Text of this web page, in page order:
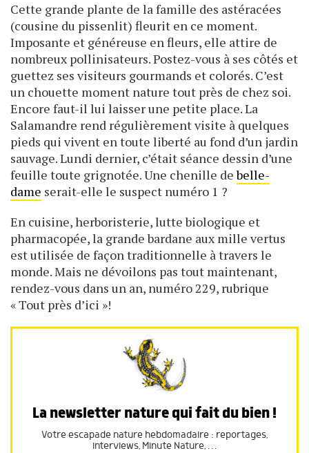
Cette grande plante de la famille des astéracées
(cousine du pissenlit) fleurit en ce moment.
Imposante et généreuse en fleurs, elle attire de
nombreux pollinisateurs. Postez-vous à ses côtés et
guettez ses visiteurs gourmands et colorés. C’est
un chouette moment nature tout près de chez soi.
Encore faut-il lui laisser une petite place. La
Salamandre rend régulièrement visite à quelques
pieds qui vivent en toute liberté au fond d’un jardin
sauvage. Lundi dernier, c’était séance dessin d’une
feuille toute grignotée. Une chenille debelle-
dame serait-elle le suspect numéro 1 ?
En cuisine, herboristerie, lutte biologique et
pharmacopée, la grande bardane aux mille vertus
est utilisée de façon traditionnelle à travers le
monde. Mais ne dévoilons pas tout maintenant,
rendez-vous dans un an, numéro 229, rubrique
« Tout près d’ici »!
La newsletter nature qui fait du bien !
Votre escapade nature hebdomadaire : reportages,
interviews, Minute Nature, …